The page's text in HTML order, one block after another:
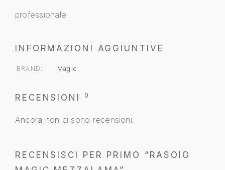
professionale
INFORMAZIONI AGGIUNTIVE
BRAND Magic
RECENSIONI 0
Ancora non ci sono recensioni.
RECENSISCI PER PRIMO “RASOIO